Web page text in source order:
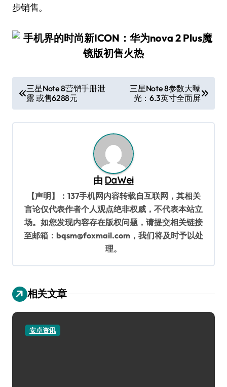
步销售。
章
导
三星Note 8营销手册泄
露 或售6288元
三星Note 8参数大曝
光：6.3英寸全面屏
由 DaWei
【声明】：137手机网内容转载自互联网，其相关
言论仅代表作者个人观点绝非权威，不代表本站立
场。如您发现内容存在版权问题，请提交相关链接
至邮箱：bqsm@foxmail.com，我们将及时予以处
理。
相关文章
安卓资讯